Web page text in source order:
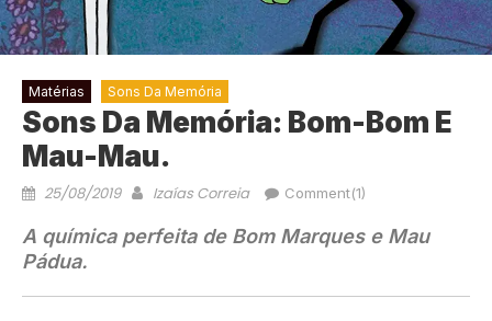
Matérias Sons Da Memória
Sons Da Memória: Bom-Bom E
Mau-Mau.
25/08/2019 Izaías Correia Comment(1)
A química perfeita de Bom Marques e Mau
Pádua.